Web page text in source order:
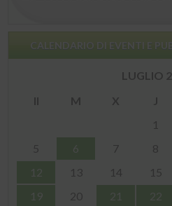
CALENDARIO DI EVENTI E
LUGLIO
Il
M X J
1
5
6 7 8
12
13 14 15
19
20 21 22